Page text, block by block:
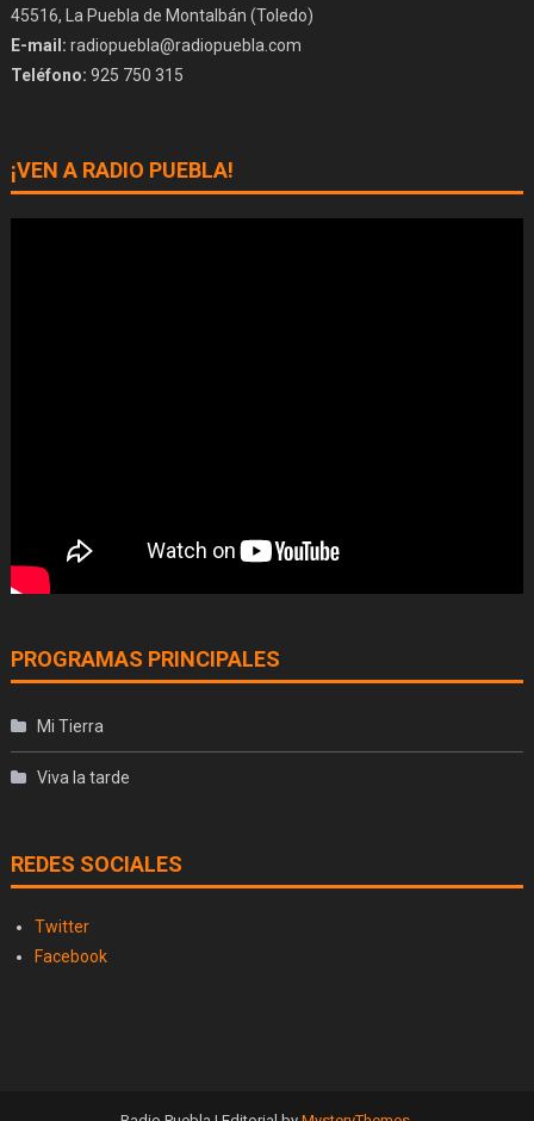
45516, La Puebla de Montalbán (Toledo)
E-mail: radiopuebla@radiopuebla.com
Teléfono: 925 750 315
¡VEN A RADIO PUEBLA!
PROGRAMAS PRINCIPALES
Mi Tierra
Viva la tarde
REDES SOCIALES
Twitter
Facebook